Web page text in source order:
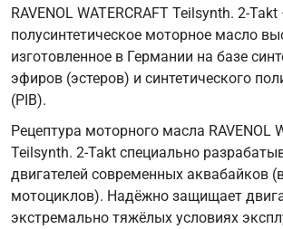
RAVENOL WATERCRAFT Teilsynth. 2-Takt
полусинтетическое моторное масло
изготовленное в Германии на базе
эфиров (эстеров) и синтетического
(PIB).
Рецептура моторного масла RAVENOL
Teilsynth. 2-Takt специально
двигателей современных аквабайков
мотоциклов). Надёжно защищает
экстремально тяжёлых условиях